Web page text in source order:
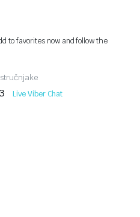
to favorites now and follow the
Live Viber Chat